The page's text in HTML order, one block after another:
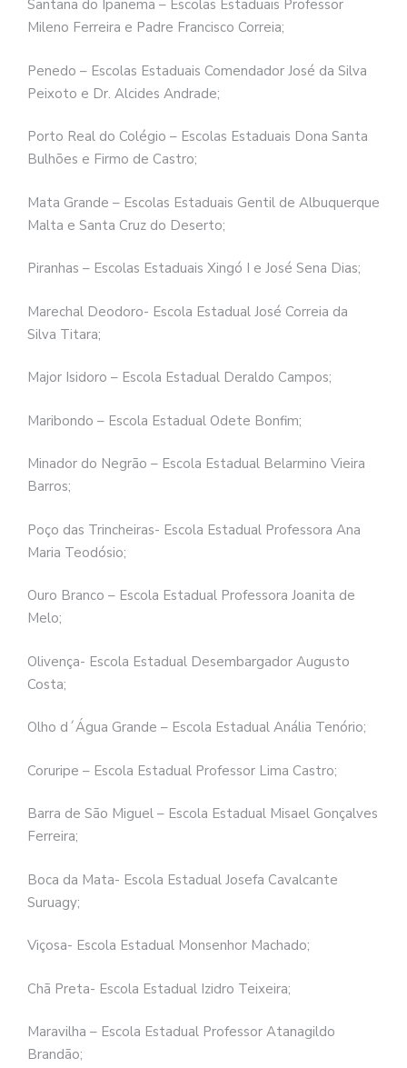
Santana do Ipanema – Escolas Estaduais Professor
Mileno Ferreira e Padre Francisco Correia;
Penedo – Escolas Estaduais Comendador José da Silva
Peixoto e Dr. Alcides Andrade;
Porto Real do Colégio – Escolas Estaduais Dona Santa
Bulhões e Firmo de Castro;
Mata Grande – Escolas Estaduais Gentil de Albuquerque
Malta e Santa Cruz do Deserto;
Piranhas – Escolas Estaduais Xingó I e José Sena Dias;
Marechal Deodoro- Escola Estadual José Correia da
Silva Titara;
Major Isidoro – Escola Estadual Deraldo Campos;
Maribondo – Escola Estadual Odete Bonfim;
Minador do Negrão – Escola Estadual Belarmino Vieira
Barros;
Poço das Trincheiras- Escola Estadual Professora Ana
Maria Teodósio;
Ouro Branco – Escola Estadual Professora Joanita de
Melo;
Olivença- Escola Estadual Desembargador Augusto
Costa;
Olho d´Água Grande – Escola Estadual Anália Tenório;
Coruripe – Escola Estadual Professor Lima Castro;
Barra de São Miguel – Escola Estadual Misael Gonçalves
Ferreira;
Boca da Mata- Escola Estadual Josefa Cavalcante
Suruagy;
Viçosa- Escola Estadual Monsenhor Machado;
Chã Preta- Escola Estadual Izidro Teixeira;
Maravilha – Escola Estadual Professor Atanagildo
Brandão;